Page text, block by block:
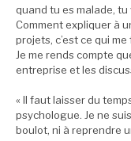
quand tu es malade, tu
Comment expliquer à
projets, c’est ce qui
Je me rends compte
entreprise et les
« Il faut laisser du
psychologue. Je ne
boulot, ni à reprendre